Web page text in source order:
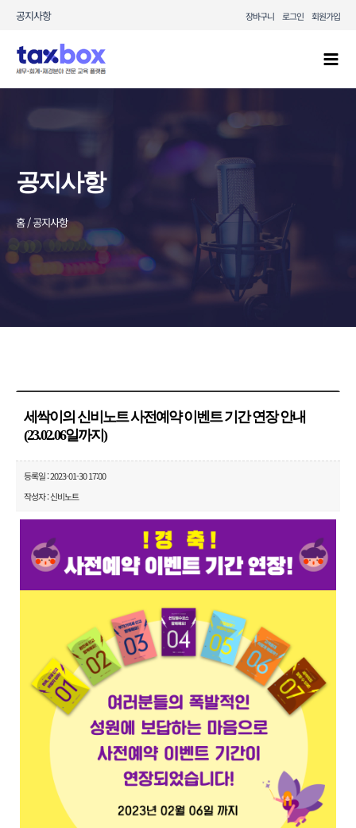
콘텐츠로
공지사항 장바구니 로그인 회원가입
공지사항
홈 / 공지사항
세싹이의 신비노트 사전예약 이벤트 기간 연장 안내
(23.02.06일까지)
등록일 : 2023-01-30 17:00
작성자 : 신비노트